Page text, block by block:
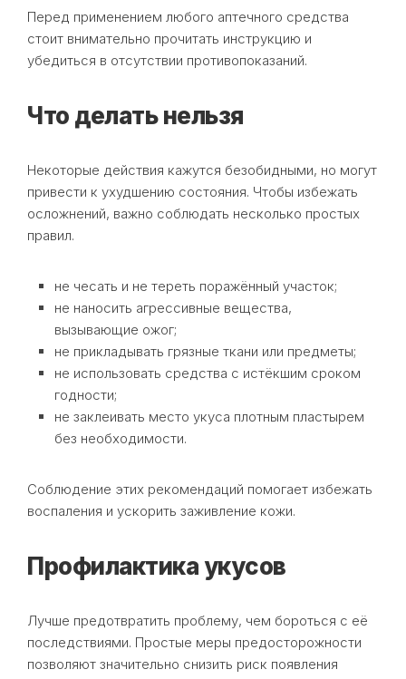
Перед применением любого аптечного средства
стоит внимательно прочитать инструкцию и
убедиться в отсутствии противопоказаний.
Что делать нельзя
Некоторые действия кажутся безобидными, но могут
привести к ухудшению состояния. Чтобы избежать
осложнений, важно соблюдать несколько простых
правил.
не чесать и не тереть поражённый участок;
не наносить агрессивные вещества,
вызывающие ожог;
не прикладывать грязные ткани или предметы;
не использовать средства с истёкшим сроком
годности;
не заклеивать место укуса плотным пластырем
без необходимости.
Соблюдение этих рекомендаций помогает избежать
воспаления и ускорить заживление кожи.
Профилактика укусов
Лучше предотвратить проблему, чем бороться с её
последствиями. Простые меры предосторожности
позволяют значительно снизить риск появления